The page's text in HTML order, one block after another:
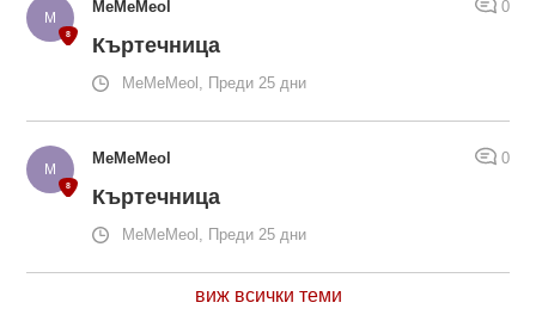
MeMeMeol 0
Къртечница
MeMeMeol, Преди 25 дни
MeMeMeol 0
Къртечница
MeMeMeol, Преди 25 дни
виж всички теми